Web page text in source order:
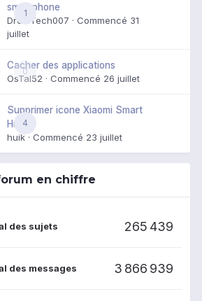
1
smartphone
DroidTech007 · Commencé 31
juillet
0
Cacher des applications
OsTal52 · Commencé 26 juillet
4
Supprimer icone Xiaomi Smart
Hub
huik · Commencé 23 juillet
en chiffre
des sujets 265 439
des messages 3 866 939